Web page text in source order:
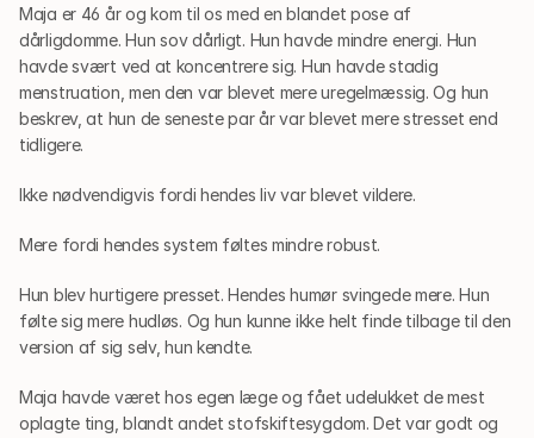
Maja er 46 år og kom til os med en blandet pose af
dårligdomme. Hun sov dårligt. Hun havde mindre energi. Hun
havde svært ved at koncentrere sig. Hun havde stadig
menstruation, men den var blevet mere uregelmæssig. Og hun
beskrev, at hun de seneste par år var blevet mere stresset end
tidligere.
Ikke nødvendigvis fordi hendes liv var blevet vildere.
Mere fordi hendes system føltes mindre robust.
Hun blev hurtigere presset. Hendes humør svingede mere. Hun
følte sig mere hudløs. Og hun kunne ikke helt finde tilbage til den
version af sig selv, hun kendte.
Maja havde været hos egen læge og fået udelukket de mest
oplagte ting, blandt andet stofskiftesygdom. Det var godt og